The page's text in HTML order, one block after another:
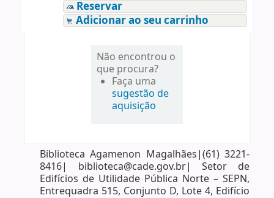
Reservar
Adicionar ao seu carrinho
Não encontrou o
que procura?
Faça uma
sugestão de
aquisição
Biblioteca Agamenon Magalhães|(61) 3221-
8416| biblioteca@cade.gov.br| Setor de
Edifícios de Utilidade Pública Norte – SEPN,
Entrequadra 515, Conjunto D, Lote 4, Edifício